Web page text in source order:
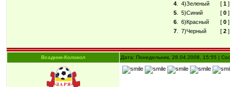
4. 4)Зеленый [ 1]
5. 5)Синий [ 0]
6. 6)Красный [ 0]
7. 7)Черный [ 2]
Всадник-Колокол Дата: Понедельник, 28.04.2008, 15:55 |